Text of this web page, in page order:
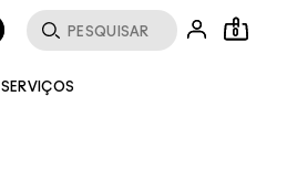
0
SERVIÇOS